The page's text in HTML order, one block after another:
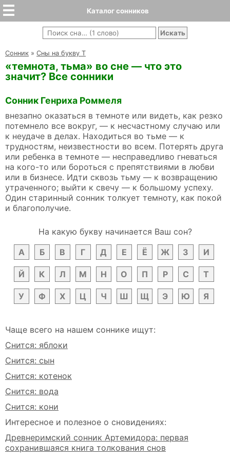
Каталог сонников
Cонник » Сны на букву Т
«темнота, тьма» во сне — что это
значит? Все сонники
Сонник Генриха Роммеля
внезапно оказаться в темноте или видеть, как резко
потемнело все вокруг, — к несчастному случаю или
к неудаче в делах. Находиться во тьме — к
трудностям, неизвестности во всем. Потерять друга
или ребенка в темноте — несправедливо гневаться
на кого-то или бороться с препятствиями в любви
или в бизнесе. Идти сквозь тьму — к возвращению
утраченного; выйти к свечу — к большому успеху.
Один старинный сонник толкует темноту, как покой
и благополучие.
На какую букву начинается Ваш сон?
А
Б В Г Д Е Ё Ж З И
Й К Л М Н О П Р С Т
У Ф Х Ц Ч Ш Щ Э Ю Я
Чаще всего на нашем соннике ищут:
Снится: яблоки
Снится: сын
Снится: котенок
Снится: вода
Снится: кони
Интересное и полезное о сновидениях:
Древнеримский сонник Артемидора: первая
сохранившаяся книга толкования снов